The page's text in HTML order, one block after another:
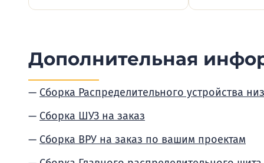
Дополнительная
Сборка Распределительного устройства
Сборка ШУЗ на заказ
Сборка ВРУ на заказ по вашим проектам